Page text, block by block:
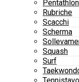
Pentathlon
Rubriche
Scacchi
Scherma
Squash
Surf